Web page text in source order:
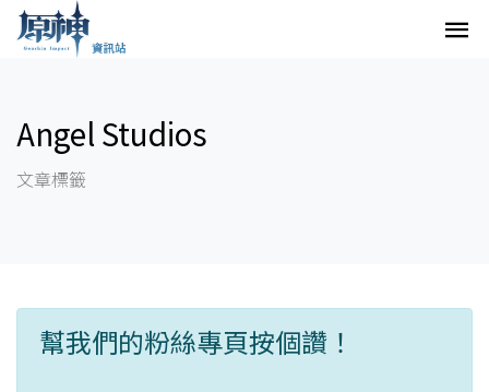
Angel Studios
文章標籤
幫我們的粉絲專頁按個讚！